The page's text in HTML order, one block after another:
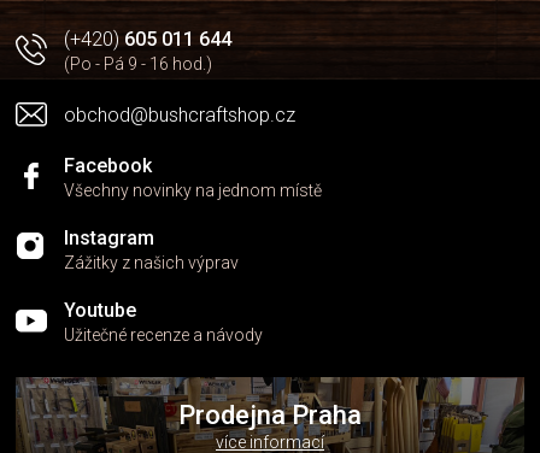
(+420)605 011 644
(Po - Pá 9 - 16 hod.)
obchod@bushcraftshop.cz
Facebook
Všechny novinky na jednom místě
Instagram
Zážitky z našich výprav
Youtube
Užitečné recenze a návody
Prodejna Praha
více informací